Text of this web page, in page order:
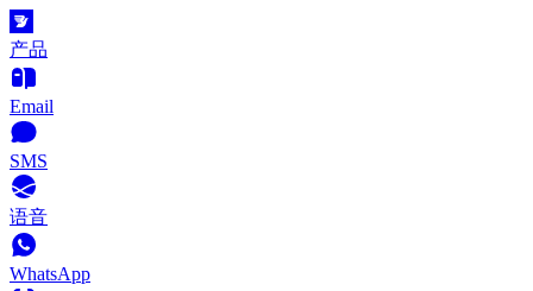
产品
Email
SMS
语音
WhatsApp